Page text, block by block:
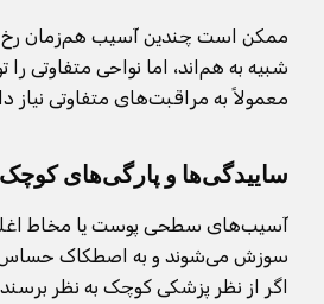
ممکن است چندین آسیب هم‌زمان رخ
شبیه به هم‌اند، اما نواحی متفاوتی
معمولاً به مراقبت‌های متفاوتی نیاز
ساییدگی‌ها و پارگی‌های کوچک
آسیب‌های سطحی پوست یا مخاط
سوزش می‌شوند و به اصطکاک
اگر از نظر پزشکی کوچک به نظر برسند،